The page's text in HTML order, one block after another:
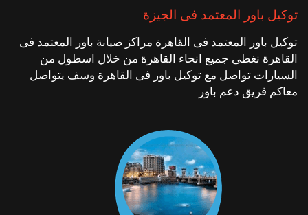
توكيل باور المعتمد فى الجيزة
توكيل باور المعتمد فى القاهرة مراكز صيانة باور المعتمد فى
القاهرة نغطى جميع انحاء القاهرة من خلال اسطول من
السيارات تواصل مع توكيل باور فى القاهرة وسف يتواصل
معاكم فريق دعم باور